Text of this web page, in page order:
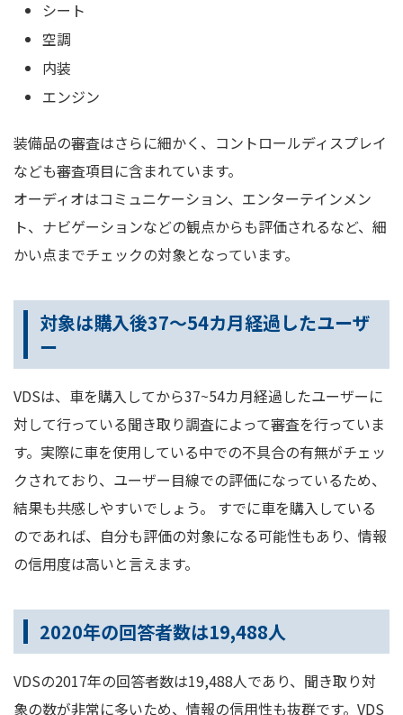
シート
空調
内装
エンジン
装備品の審査はさらに細かく、コントロールディスプレイ
なども審査項目に含まれています。
オーディオはコミュニケーション、エンターテインメン
ト、ナビゲーションなどの観点からも評価されるなど、細
かい点までチェックの対象となっています。
対象は購入後37～54カ月経過したユーザ
ー
VDSは、車を購入してから37~54カ月経過したユーザーに
対して行っている聞き取り調査によって審査を行っていま
す。実際に車を使用している中での不具合の有無がチェッ
クされており、ユーザー目線での評価になっているため、
結果も共感しやすいでしょう。 すでに車を購入している
のであれば、自分も評価の対象になる可能性もあり、情報
の信用度は高いと言えます。
2020年の回答者数は19,488人
VDSの2017年の回答者数は19,488人であり、聞き取り対
象の数が非常に多いため、情報の信用性も抜群です。VDS